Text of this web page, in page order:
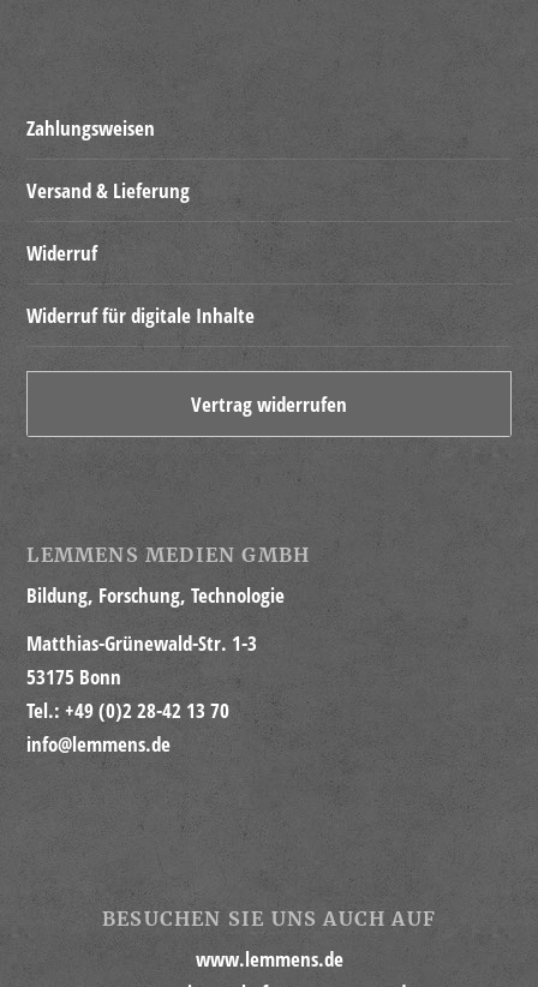
Zahlungsweisen
Versand & Lieferung
Widerruf
Widerruf für digitale Inhalte
Vertrag widerrufen
LEMMENS MEDIEN GMBH
Bildung, Forschung, Technologie
Matthias-Grünewald-Str. 1-3
53175 Bonn
Tel.: +49 (0)2 28-42 13 70
info@lemmens.de
BESUCHEN SIE UNS AUCH AUF
www.lemmens.de